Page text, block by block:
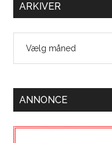
ARKIVER
ANNONCE